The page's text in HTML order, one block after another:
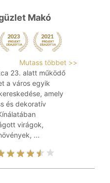
Makó
Mutass többet >>
23. alatt működő
a város egyik
amely
és dekoratív
virágok,
...